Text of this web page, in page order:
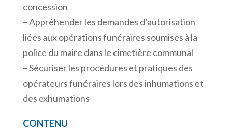
concession
– Appréhender les demandes d’autorisation
liées aux opérations funéraires soumises à la
police du maire dans le cimetière communal
– Sécuriser les procédures et pratiques des
opérateurs funéraires lors des inhumations et
des exhumations
CONTENU